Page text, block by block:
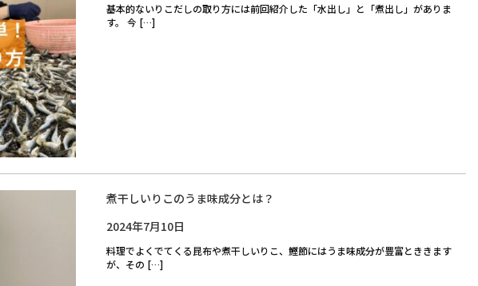
基本的ないりこだしの取り方には前回紹介した「水出し」と「煮出し」がありま
す。 今 […]
煮干しいりこのうま味成分とは？
2024年7月10日
料理でよくでてくる昆布や煮干しいりこ、鰹節にはうま味成分が豊富とききます
が、その […]